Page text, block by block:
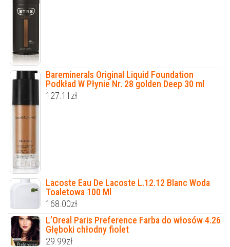
Bareminerals Original Liquid Foundation
Podkład W Płynie Nr. 28 golden Deep 30 ml
127.11 zł
Lacoste Eau De Lacoste L.12.12 Blanc Woda
Toaletowa 100 Ml
168.00zł
L’Oreal Paris Preference Farba do włosów 4.26
Głęboki chłodny fiolet
29.99zł